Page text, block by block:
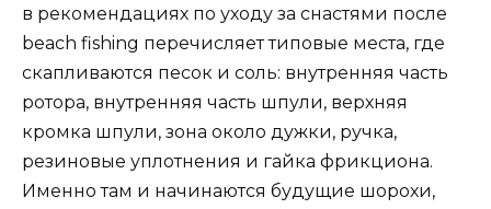
в рекомендациях по уходу за снастями после
beach fishing перечисляет типовые места, где
скапливаются песок и соль: внутренняя часть
ротора, внутренняя часть шпули, верхняя
кромка шпули, зона около дужки, ручка,
резиновые уплотнения и гайка фрикциона.
Именно там и начинаются будущие шорохи,